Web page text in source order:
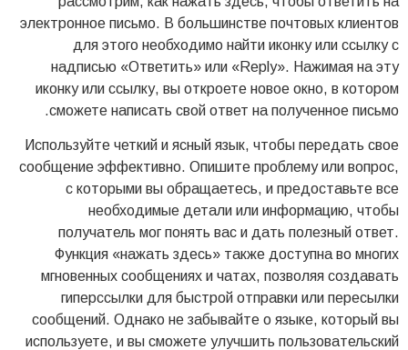
электронное письмо. В большинстве почтовых клиентов
для этого необходимо найти иконку или ссылку с
надписью «Ответить» или «Reply». Нажимая на эту
иконку или ссылку, вы откроете новое окно, в котором
сможете написать свой ответ на полученное письмо.
Используйте четкий и ясный язык, чтобы передать свое
сообщение эффективно. Опишите проблему или вопрос,
с которыми вы обращаетесь, и предоставьте все
необходимые детали или информацию, чтобы
получатель мог понять вас и дать полезный ответ.
Функция «нажать здесь» также доступна во многих
мгновенных сообщениях и чатах, позволяя создавать
гиперссылки для быстрой отправки или пересылки
сообщений. Однако не забывайте о языке, который вы
используете, и вы сможете улучшить пользовательский